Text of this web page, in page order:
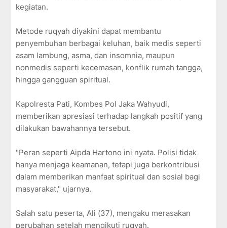
kegiatan.
Metode ruqyah diyakini dapat membantu
penyembuhan berbagai keluhan, baik medis seperti
asam lambung, asma, dan insomnia, maupun
nonmedis seperti kecemasan, konflik rumah tangga,
hingga gangguan spiritual.
Kapolresta Pati, Kombes Pol Jaka Wahyudi,
memberikan apresiasi terhadap langkah positif yang
dilakukan bawahannya tersebut.
"Peran seperti Aipda Hartono ini nyata. Polisi tidak
hanya menjaga keamanan, tetapi juga berkontribusi
dalam memberikan manfaat spiritual dan sosial bagi
masyarakat," ujarnya.
Salah satu peserta, Ali (37), mengaku merasakan
perubahan setelah mengikuti ruqyah.